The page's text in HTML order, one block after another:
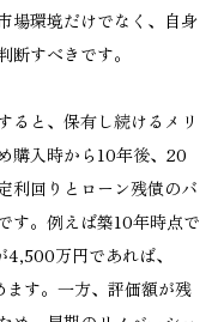
場環境だけでなく、自身
すべきです。
ると、保有し続けるメリ
購入時から10年後、20
利回りとローン残債のバ
す。例えば築10年時点で
万円であれば、
す。一方、評価額が残